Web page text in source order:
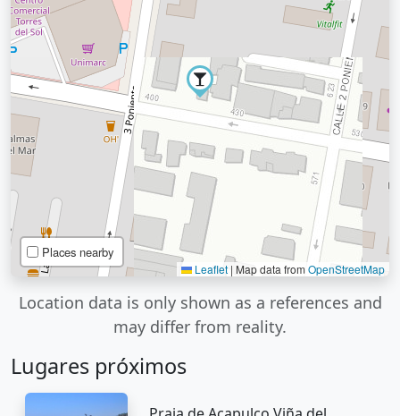
Places nearby
Leaflet | Map data fromOpenStreetMap
Location data is only shown as a references and
may differ from reality.
Lugares próximos